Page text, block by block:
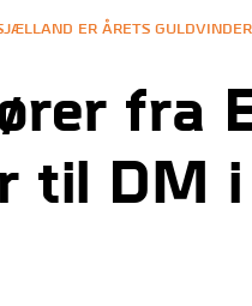
ER ÅRETS
fra
til DM